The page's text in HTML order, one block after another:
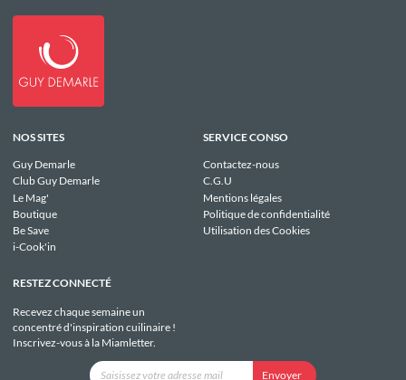
NOS SITES
Guy Demarle
Club Guy Demarle
Le Mag'
Boutique
Be Save
i-Cook'in
SERVICE CONSO
Contactez-nous
C.G.U
Mentions légales
Politique de confidentialité
Utilisation des Cookies
RESTEZ CONNECTÉ
Recevez chaque semaine un
concentré d'inspiration cuilinaire !
Inscrivez-vous à la Miamletter.